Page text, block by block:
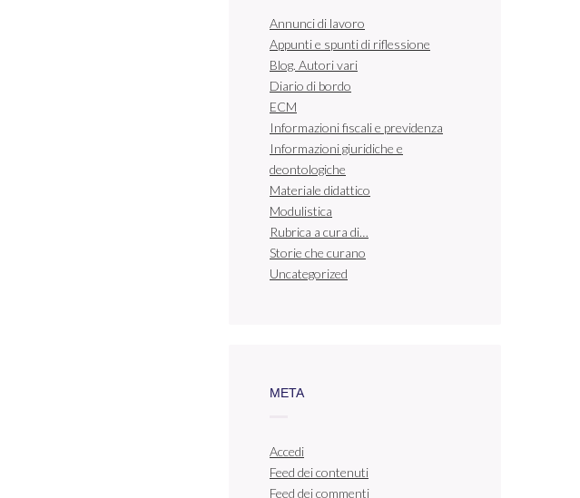
Annunci di lavoro
Appunti e spunti di riflessione
Blog. Autori vari
Diario di bordo
ECM
Informazioni fiscali e previdenza
Informazioni giuridiche e
deontologiche
Materiale didattico
Modulistica
Rubrica a cura di…
Storie che curano
Uncategorized
META
Accedi
Feed dei contenuti
Feed dei commenti